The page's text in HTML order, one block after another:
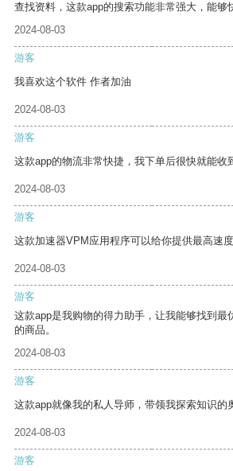
查找资料，这款app的搜索功能非常强大，能够
2024-08-03
游客
我喜欢这个软件 作者加油
2024-08-03
游客
这款app的物流非常快捷，我下单后很快就能收
2024-08-03
游客
这款加速器VPM应用程序可以给你提供最高速度
2024-08-03
游客
这款app是我购物的得力助手，让我能够找到最
的商品。
2024-08-03
游客
这款app就像我的私人导师，带领我探索知识的
2024-08-03
游客